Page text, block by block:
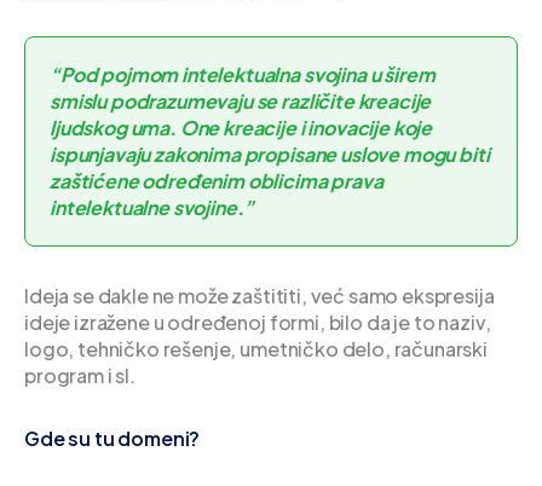
“Pod pojmom intelektualna svojina u širem
smislu podrazumevaju se različite kreacije
ljudskog uma. One kreacije i inovacije koje
ispunjavaju zakonima propisane uslove mogu biti
zaštićene određenim oblicima prava
intelektualne svojine.”
Ideja se dakle ne može zaštititi, već samo ekspresija
ideje izražene u određenoj formi, bilo da je to naziv,
logo, tehničko rešenje, umetničko delo, računarski
program i sl.
Gde su tu domeni?